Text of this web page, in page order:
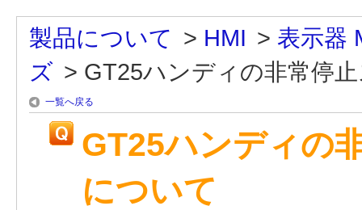
製品について > HMI > 表示器
ズ > GT25ハンディの非常停
一覧へ戻る
GT25ハンディの
について